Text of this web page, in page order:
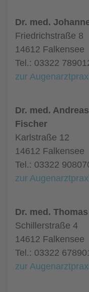
Dr. med.
Friedrichstraße 8
14612 Falkensee
Tel.: 03322
zur
Dr. med.
Fischer
Karlstraße 12
14612 Falkensee
Tel.: 03322
zur
Dr. med.
Schillerstraße 4
14612 Falkensee
Tel.: 03322
zur